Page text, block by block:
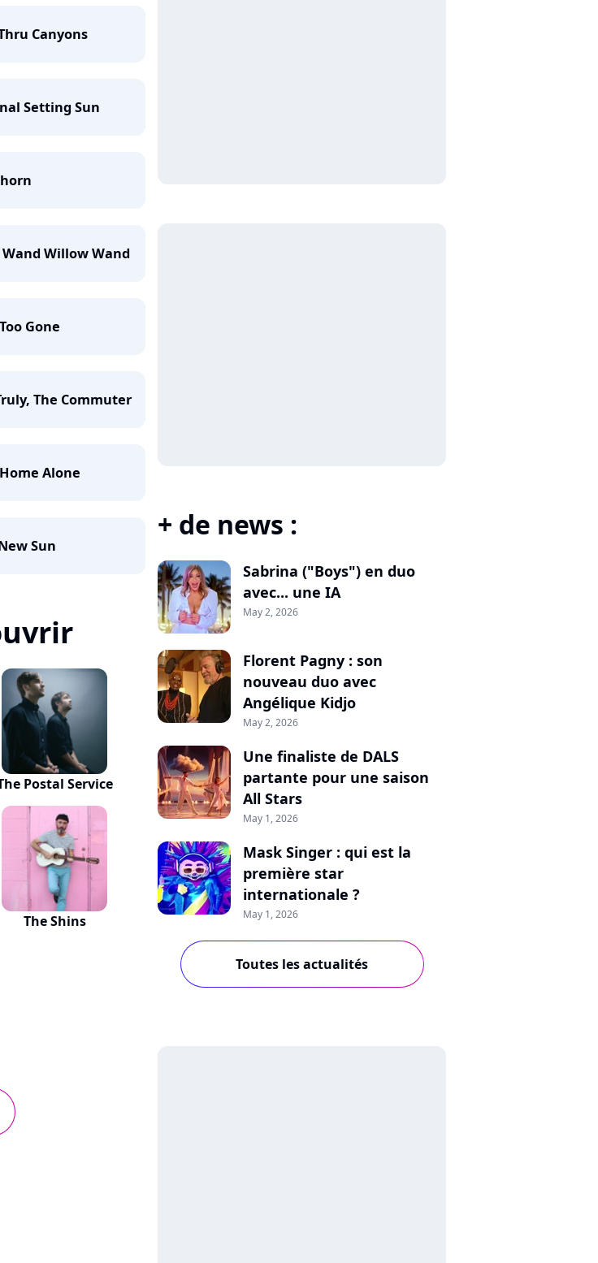
Canyons
Setting Sun
Willow Wand
Gone
The Commuter
Alone
Sun
Postal Service
The Shins
+ de news :
Sabrina ("Boys") en duo
avec... une IA
May 2, 2026
Florent Pagny : son
nouveau duo avec
Angélique Kidjo
May 2, 2026
Une finaliste de DALS
partante pour une saison
All Stars
May 1, 2026
Mask Singer : qui est la
première star
internationale ?
May 1, 2026
Toutes les actualités